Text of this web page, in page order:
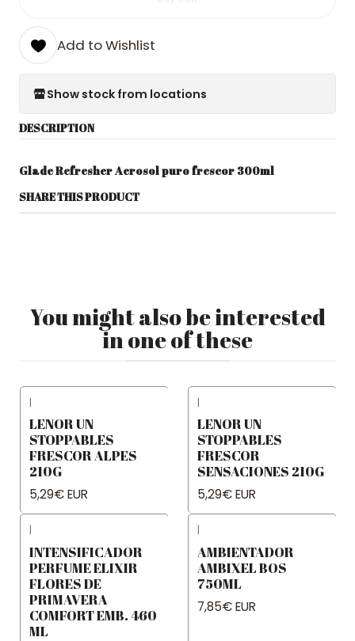
Add to Wishlist
Show stock from locations
DESCRIPTION
Glade Refresher Aerosol puro frescor 300ml
SHARE THIS PRODUCT
You might also be interested
in one of these
|
LENOR UN
STOPPABLES
FRESCOR ALPES
210G
5,29€ EUR
|
LENOR UN
STOPPABLES
FRESCOR
SENSACIONES 210G
5,29€ EUR
|
INTENSIFICADOR
PERFUME ELIXIR
FLORES DE
PRIMAVERA
COMFORT EMB. 460
ML
|
AMBIENTADOR
AMBIXEL BOS
750ML
7,85€ EUR